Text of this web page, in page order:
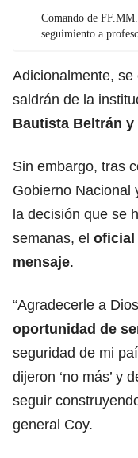
Comando de
seguimiento a
Adicionalmente,
saldrán de la
Bautista Beltrán y
Sin embargo, tras
Gobierno Nacional
la decisión que se
semanas, el oficial
mensaje.
“Agradecerle a
oportunidad de
seguridad de mi
dijeron ‘no más’ y
seguir
general Coy.